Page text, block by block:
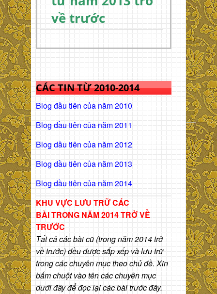
về trước
CÁC TIN TỪ 2010-2014
Blog đầu tiên của năm 2010
Blog đầu tiên của năm 2011
Blog dầu tiên của năm 2012
Blog dầu tiên của năm 2013
Blog dầu tiên của năm 2014
KHU VỰC LƯU TRỮ CÁC
BÀITRONG NĂM 2014 TRỞ VỀ
TRƯỚC
Tất cả các bài cũ (trong năm 2014 trở
về trước) đều được sắp xếp và lưu trữ
trong các chuyên mục theo chủ đề. Xin
bấm chuột vào tên các chuyên mục
dưới đây để đọc lại các bài trước đây.